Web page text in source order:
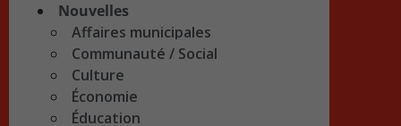
Nouvelles
Affaires municipales
Communauté / Social
Culture
Économie
Éducation